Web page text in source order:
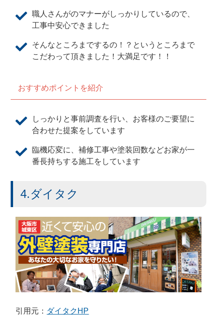
職人さんがのマナーがしっかりしているので、
工事中安心できました
そんなところまでするの！？というところまで
こだわって頂きました！大満足です！！
おすすめポイントを紹介
しっかりと事前調査を行い、お客様のご要望に
合わせた提案をしています
臨機応変に、補修工事や塗装回数などお家が一
番長持ちする施工をしています
4.ダイタク
引用元： ダイタクHP